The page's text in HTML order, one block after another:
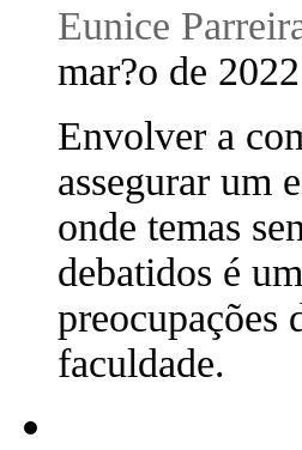
Eunice
mar?o de
Envolver a
assegurar um
onde temas
debatidos é
preocupações
faculdade.